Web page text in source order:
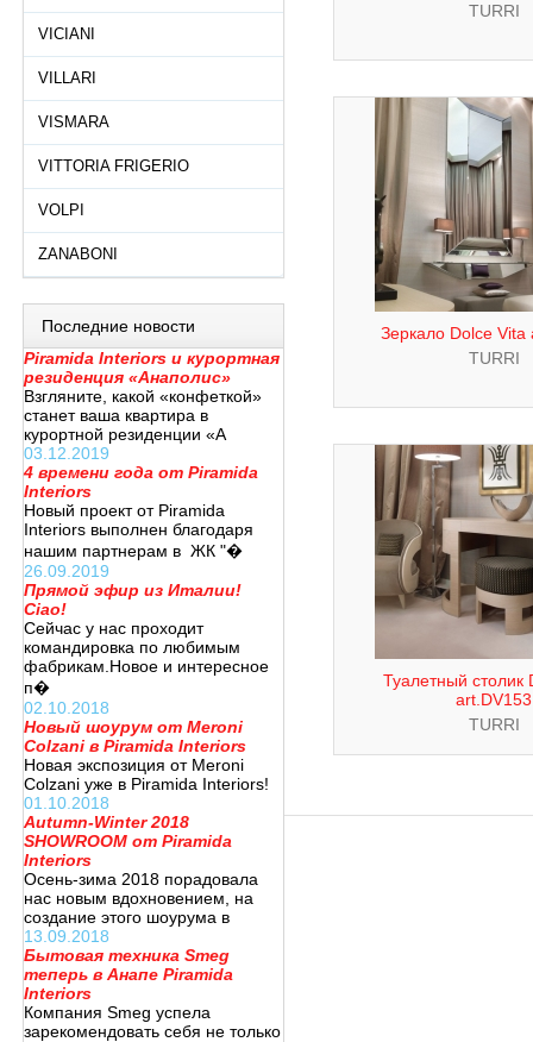
VICIANI
VILLARI
VISMARA
VITTORIA FRIGERIO
VOLPI
ZANABONI
Последние новости
Piramida Interiors и курортная
резиденция «Анаполис»
Взгляните, какой «конфеткой»
станет ваша квартира в
курортной резиденции «А
03.12.2019
4 времени года от Piramida
Interiors
Новый проект от Piramida
Interiors выполнен благодаря
нашим партнерам в ЖК "�
26.09.2019
Прямой эфир из Италии!
Ciao!
Сейчас у нас проходит
командировка по любимым
фабрикам.Новое и интересное
п�
02.10.2018
Новый шоурум от Meroni
Colzani в Piramida Interiors
Новая экспозиция от Meroni
Colzani уже в Piramida Interiors!
01.10.2018
Autumn-Winter 2018
SHOWROOM от Piramida
Interiors
Осень-зима 2018 порадовала
нас новым вдохновением, на
создание этого шоурума в
13.09.2018
Бытовая техника Smeg
теперь в Анапе Piramida
Interiors
Компания Smeg успела
зарекомендовать себя не только
TURRI
Зеркало Dolce Vita
TURRI
Туалетный столик
art.DV153
TURRI